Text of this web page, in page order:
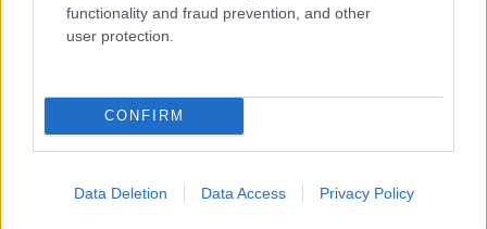
functionality and fraud prevention, and other
user protection.
CONFIRM
Data Deletion Data Access Privacy Policy
Εγγραφή Σύνδεση
Συνδέσου και κάνε το πρώτο σχόλιο...